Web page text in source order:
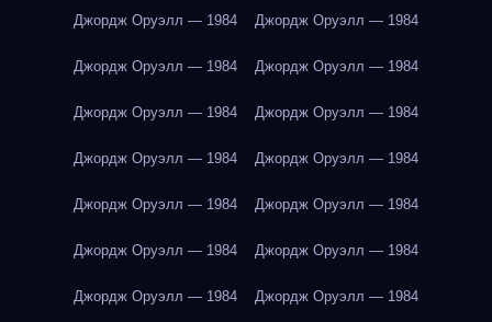
Джордж Оруэлл — 1984 Джордж Оруэлл — 1984
Джордж Оруэлл — 1984 Джордж Оруэлл — 1984
Джордж Оруэлл — 1984 Джордж Оруэлл — 1984
Джордж Оруэлл — 1984 Джордж Оруэлл — 1984
Джордж Оруэлл — 1984 Джордж Оруэлл — 1984
Джордж Оруэлл — 1984 Джордж Оруэлл — 1984
Джордж Оруэлл — 1984 Джордж Оруэлл — 1984